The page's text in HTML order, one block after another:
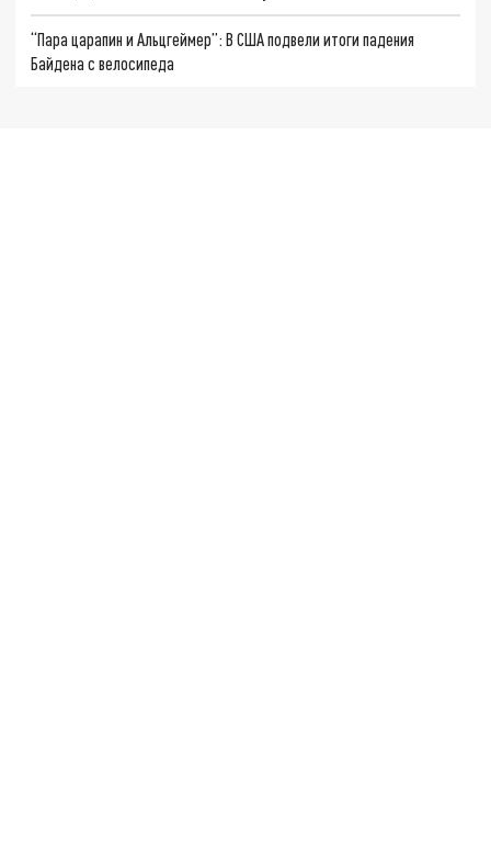
“Пара царапин и Альцгеймер”: В США подвели итоги падения
Байдена с велосипеда